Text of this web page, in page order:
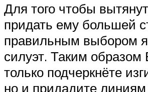
Для того чтобы
придать ему большей
правильным выбором
силуэт. Таким
только подчеркнёте
но и придадите